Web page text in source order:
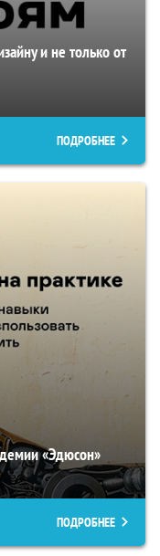
и не только от
ПОДРОБНЕЕ
«Эдюсон»
ПОДРОБНЕЕ